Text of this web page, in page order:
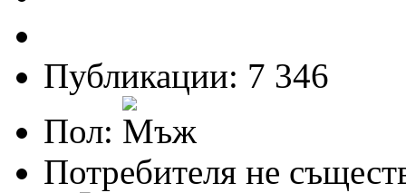
Публикации: 7 346
Пол:
Потребителя не